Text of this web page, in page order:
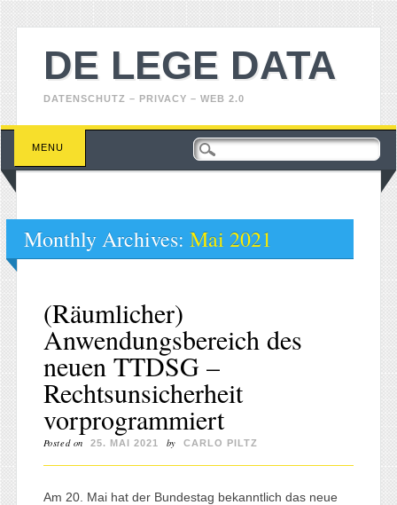
DE LEGE DATA
DATENSCHUTZ – PRIVACY – WEB 2.0
Main menu
Skip
content
MENU
Monthly Archives: Mai 2021
(Räumlicher)
Anwendungsbereich des
neuen TTDSG –
Rechtsunsicherheit
vorprogrammiert
Posted on 25. MAI 2021 by CARLO PILTZ
Am 20. Mai hat der Bundestag bekanntlich das neue